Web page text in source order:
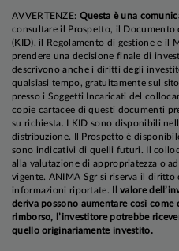
ultime ore sulla
raggiungano un
migliori del previsto
pubblicati in mattinata:
a settembre è scesa
al 20%, e i tassi
registrato il maggior
oltre due mesi.
Restiamo dell’avviso
scenario centrale della
ipotizzando un ulteriore
AVVERTENZE: Questa è una
consultare il Prospetto, il
(KID), il Regolamento di gestione e il
prendere una decisione finale di
descrivono anche i diritti degli
qualsiasi tempo, gratuitamente sul
presso i Soggetti Incaricati del
copie cartacee di questi documenti
su richiesta. I KID sono disponibili
distribuzione. Il Prospetto è
sono indicativi di quelli futuri. Il
alla valutazione di appropriatezza o
vigente. ANIMA Sgr si riserva il
informazioni riportate.
Il valore
deriva possono aumentare così come
rimborso, l’investitore potrebbe
quello originariamente investito.